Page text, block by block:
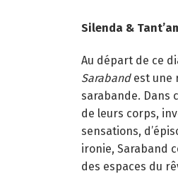
Silenda &
Au départ de ce
Sarabandest une
sarabande. Dans
de leurs corps,
sensations,
ironie, Saraband
des espaces du